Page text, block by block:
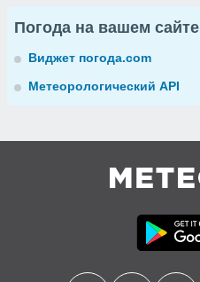
Погода на вашем сайте
Виджет погода.com
Метеорологический API